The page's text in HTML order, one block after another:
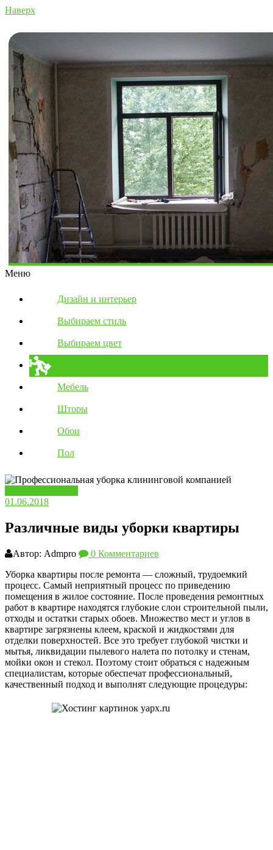
Наверх
Меню
Дизайн и интерьер
Выбираем стиль
Выбираем цвет
Мебель
Шторы
Обои
Пол
01.06.2018
Различные виды уборки квартиры
Автор: Admpro
0 Комментариев
Уборка квартиры после ремонта — сложный, трудоемкий
процесс. Самый неприятный процесс по приведению
помещения в жилое состояние. После проведения ремонтных
работ в квартире находятся глубокие слои строительной пыли,
отходы и остатки старых обоев. Множество мест и углов в
квартире загрязнены клеем, краской и жидкостями для
отделки поверхностей. Все это требует глубокой чистки и
мытья, ликвидации пылевого налета по потолку и стенам,
мойки окон и стекол. Поэтому стоит обраться с надежным
специалистам, которые обеспечат профессиональный,
качественный подход и выполнят следующие процедуры: